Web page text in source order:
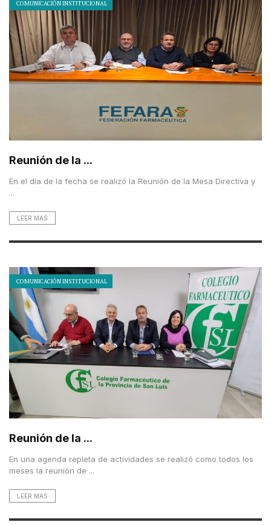
COMUNICACIÓN INSTITUCIONAL
Reunión de la ...
En el día de la fecha se realizó la Reunión de la Mesa Directiva y
...
LEER MAS
COMUNICACIÓN INSTITUCIONAL
Reunión de la ...
En una agenda repleta de actividades se realizó como todos los
meses la reunión de ...
LEER MAS